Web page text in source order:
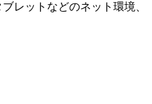
レットなどのネット環境、